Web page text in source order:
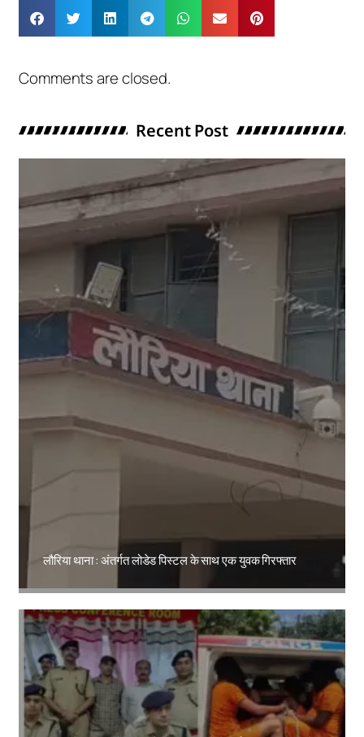
Comments are closed.
Recent Post
लौरिया थाना : अंतर्गत लोडेड पिस्टल के साथ एक युवक गिरफ्तार